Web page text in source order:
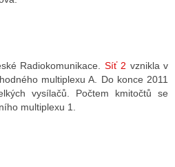
Radiokomunikace. Síť 2 vznikla v
multiplexu A. Do konce 2011
vysílačů. Počtem kmitočtů se
multiplexu 1.